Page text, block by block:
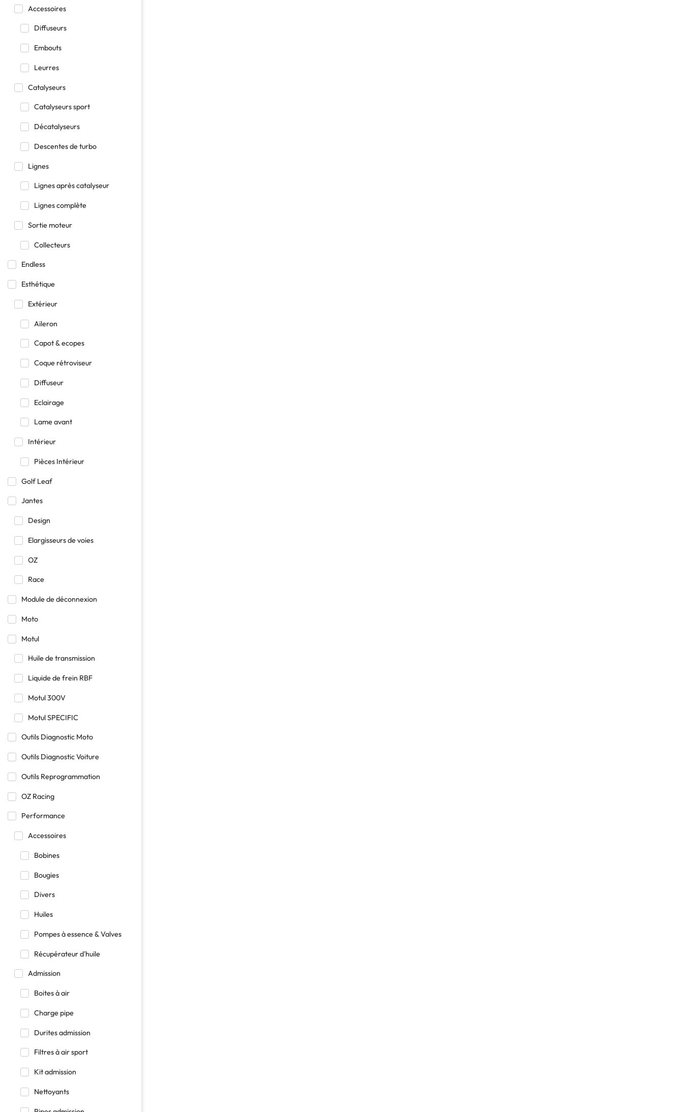
Accessoires
Diffuseurs
Embouts
Leurres
Catalyseurs
Catalyseurs sport
Décatalyseurs
Descentes de turbo
Lignes
Lignes après catalyseur
Lignes complète
Sortie moteur
Collecteurs
Endless
Esthétique
Extérieur
Aileron
Capot & ecopes
Coque rétroviseur
Diffuseur
Eclairage
Lame avant
Intérieur
Pièces Intérieur
Golf Leaf
Jantes
Design
Elargisseurs de voies
OZ
Race
Module de déconnexion
Moto
Motul
Huile de transmission
Liquide de frein RBF
Motul 300V
Motul SPECIFIC
Outils Diagnostic Moto
Outils Diagnostic Voiture
Outils Reprogrammation
OZ Racing
Performance
Accessoires
Bobines
Bougies
Divers
Huiles
Pompes à essence & Valves
Récupérateur d'huile
Admission
Boites à air
Charge pipe
Durites admission
Filtres à air sport
Kit admission
Nettoyants